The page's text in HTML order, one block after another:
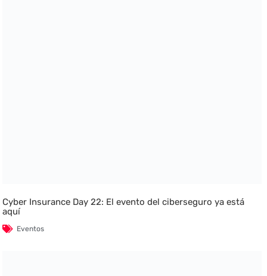
Cyber Insurance Day 22: El evento del ciberseguro ya está
aquí
Eventos